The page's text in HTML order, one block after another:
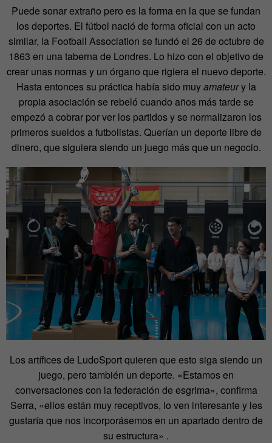
Puede sonar extraño pero es la forma en la que se fundan
los deportes. El fútbol nació de forma oficial con un acto
similar, la Football Association se fundó el 26 de octubre de
1863 en una taberna de Londres. Lo hizo con el objetivo de
crear unas normas y un órgano que rigiera el nuevo deporte.
Hasta entonces su práctica había sido muyamateury la
propia asociación se rebeló cuando años más tarde se
empezó a cobrar por ver los partidos y se normalizaron los
primeros sueldos a futbolistas. Querían un deporte libre de
dinero, que siguiera siendo un juego más que un negocio.
Los artífices de LudoSport quieren que esto siga siendo un
juego, pero también un deporte. «Estamos en
conversaciones con la federación de esgrima», confirma
Serra, «ellos están muy receptivos, lo ven interesante y les
gustaría que nos incorporásemos en un apartado dentro de
su estructura» .